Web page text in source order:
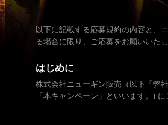
以下に記載する応募規約の内容と、
る場合に限り、ご応募をお願いいたし
はじめに
株式会社ニューギン販売（以下「弊
「本キャンペーン」といいます。)